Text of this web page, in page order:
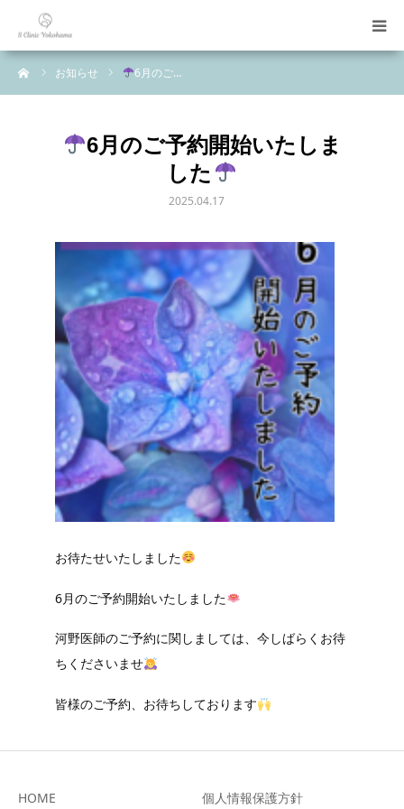
お知らせ 6月のご…
6月のご予約開始いたしま
した
2025.04.17
お待たせいたしました
6月のご予約開始いたしました
河野医師のご予約に関しましては、今しばらくお待
ちくださいませ
皆様のご予約、お待ちしております
HOME 個人情報保護方針
診療科目
お問い合わせ
LINE予約
WEB予約
ONLINE SHOP